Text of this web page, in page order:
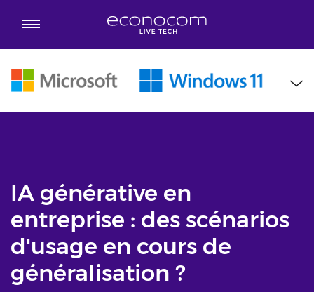
IA générative en
entreprise : des scénarios
d'usage en cours de
généralisation ?